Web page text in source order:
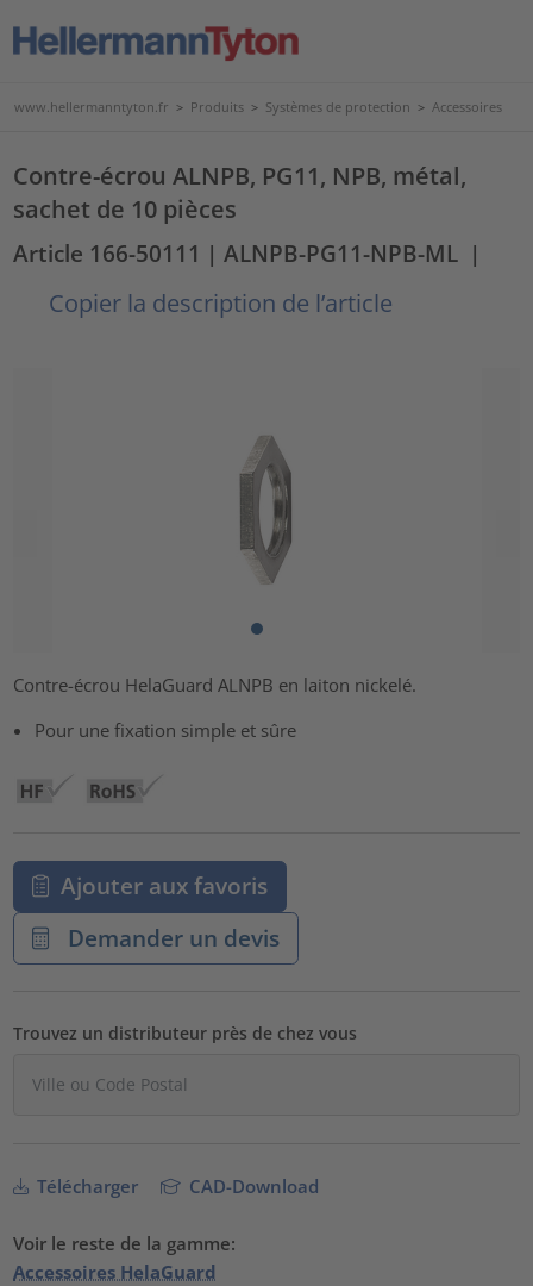
www.hellermanntyton.fr > Produits > Systèmes de protection > Accessoires
Contre-écrou ALNPB, PG11, NPB, métal,
sachet de 10 pièces
Article 166-50111 | ALNPB-PG11-NPB-ML |
Copier la description de l’article
Contre-écrou HelaGuard ALNPB en laiton nickelé.
Pour une fixation simple et sûre
Ajouter aux favoris
Demander un devis
Trouvez un distributeur près de chez vous
Télécharger CAD-Download
Voir le reste de la gamme:
Accessoires HelaGuard